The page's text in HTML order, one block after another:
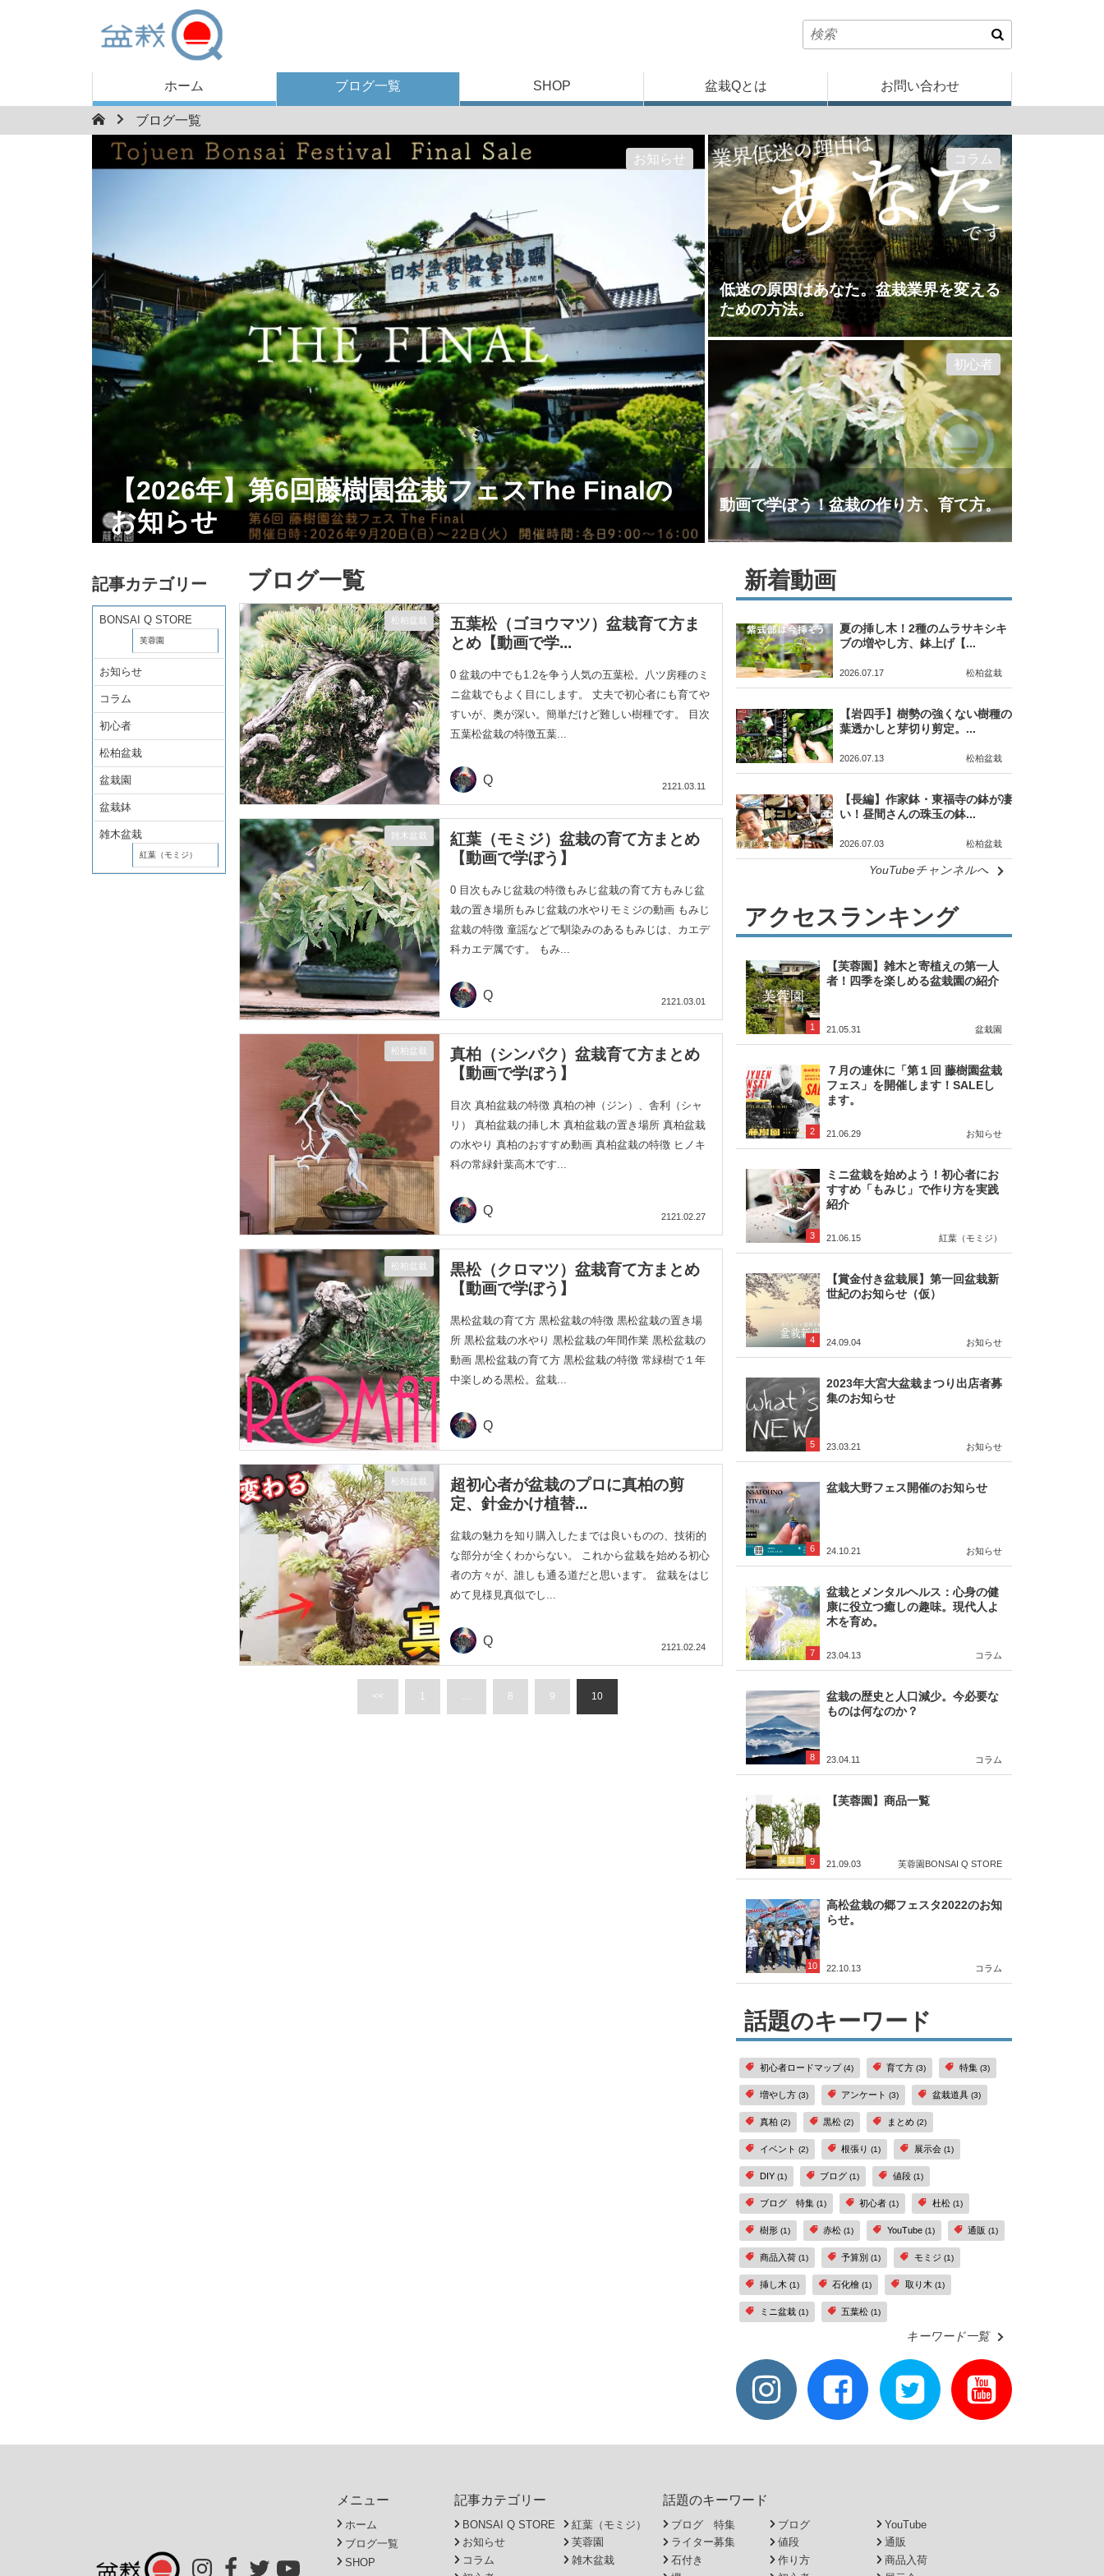
ホーム ブログ一覧 SHOP 盆栽Qとは お問い合わせ
ブログ一覧
【2026年】第6回藤樹園盆栽フェスThe Finalの
お知らせ
お知らせ
低迷の原因はあなた。盆栽業界を変える
ための方法。
コラム
動画で学ぼう！盆栽の作り方、育て方。
初心者
記事カテゴリー
BONSAI Q STORE
芙蓉園
お知らせ
コラム
初心者
松柏盆栽
盆栽園
盆栽鉢
雑木盆栽
紅葉（モミジ）
ブログ一覧
松柏盆栽
五葉松（ゴヨウマツ）盆栽育て方ま
とめ【動画で学...
0 盆栽の中でも1.2を争う人気の五葉松。八ツ房種のミ
ニ盆栽でもよく目にします。 丈夫で初心者にも育てや
すいが、奥が深い。簡単だけど難しい樹種です。 目次
五葉松盆栽の特徴五葉...
Q 2121.03.11
雑木盆栽
紅葉（モミジ）盆栽の育て方まとめ
【動画で学ぼう】
0 目次もみじ盆栽の特徴もみじ盆栽の育て方もみじ盆
栽の置き場所もみじ盆栽の水やりモミジの動画 もみじ
盆栽の特徴 童謡などで馴染みのあるもみじは、カエデ
科カエデ属です。 もみ...
Q 2121.03.01
松柏盆栽
真柏（シンパク）盆栽育て方まとめ
【動画で学ぼう】
目次 真柏盆栽の特徴 真柏の神（ジン）、舎利（シャ
リ） 真柏盆栽の挿し木 真柏盆栽の置き場所 真柏盆栽
の水やり 真柏のおすすめ動画 真柏盆栽の特徴 ヒノキ
科の常緑針葉高木です...
Q 2121.02.27
松柏盆栽
黒松（クロマツ）盆栽育て方まとめ
【動画で学ぼう】
黒松盆栽の育て方 黒松盆栽の特徴 黒松盆栽の置き場
所 黒松盆栽の水やり 黒松盆栽の年間作業 黒松盆栽の
動画 黒松盆栽の育て方 黒松盆栽の特徴 常緑樹で１年
中楽しめる黒松。盆栽...
Q
松柏盆栽
超初心者が盆栽のプロに真柏の剪
定、針金かけ植替...
盆栽の魅力を知り購入したまでは良いものの、技術的
な部分が全くわからない。 これから盆栽を始める初心
者の方々が、誰しも通る道だと思います。 盆栽をはじ
めて見様見真似でし...
Q 2121.02.24
<< 1 … 8 9 10
新着動画
夏の挿し木！2種のムラサキシキ
ブの増やし方、鉢上げ【...
2026.07.17 松柏盆栽
【岩四手】樹勢の強くない樹種の
葉透かしと芽切り剪定。...
2026.07.13 松柏盆栽
【長編】作家鉢・東福寺の鉢が凄
い！昼間さんの珠玉の鉢...
2026.07.03 松柏盆栽
YouTubeチャンネルへ
アクセスランキング
1
【芙蓉園】雑木と寄植えの第一人
者！四季を楽しめる盆栽園の紹介
21.05.31 盆栽園
2
７月の連休に「第１回 藤樹園盆栽
フェス」を開催します！SALEし
ます。
21.06.29 お知らせ
3
ミニ盆栽を始めよう！初心者にお
すすめ「もみじ」で作り方を実践
紹介
21.06.15 紅葉（モミジ）
4
【賞金付き盆栽展】第一回盆栽新
世紀のお知らせ（仮）
24.09.04 お知らせ
5
2023年大宮大盆栽まつり出店者募
集のお知らせ
23.03.21 お知らせ
6
盆栽大野フェス開催のお知らせ
24.10.21 お知らせ
7
盆栽とメンタルヘルス：心身の健
康に役立つ癒しの趣味。現代人よ
木を育め。
23.04.13 コラム
8
盆栽の歴史と人口減少。今必要な
ものは何なのか？
23.04.11 コラム
9
【芙蓉園】商品一覧
21.09.03 BONSAI Q STORE
芙蓉園
10
高松盆栽の郷フェスタ2022のお知
らせ。
22.10.13 コラム
話題のキーワード
初心者ロードマップ(4) 育て方(3) 特集 (3)
増やし方 (3) アンケート(3) 盆栽道具 (3)
真柏 (2) 黒松(2) まとめ (2)
イベント (2) 根張り(1) 展示会 (1)
DIY (1) ブログ(1) 値段 (1)
ブログ 特集 (1) 初心者(1) 杜松 (1)
樹形 (1) 赤松(1) YouTube (1) 通販(1)
商品入荷 (1) 予算別(1) モミジ (1)
挿し木 (1) 石化檜(1) 取り木 (1)
ミニ盆栽 (1) 五葉松(1)
キーワード一覧
メニュー
ホーム
ブログ一覧
SHOP
記事カテゴリー
BONSAI Q STORE
お知らせ
コラム
紅葉（モミジ）
芙蓉園
雑木盆栽
話題のキーワード
ブログ 特集
ライター募集
石付き
ブログ
値段
作り方
YouTube
通販
商品入荷